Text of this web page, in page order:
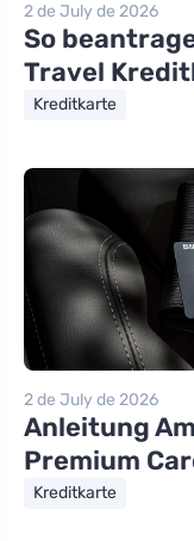
2 de July de 2026
So
Travel
Kreditkarte
2 de July de 2026
Anleitung
Premium
Kreditkarte